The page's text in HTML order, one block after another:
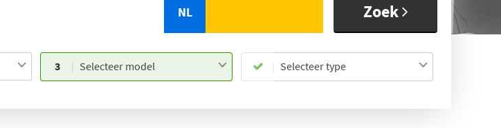
NL Zoek
3 Selecteer model Selecteer type